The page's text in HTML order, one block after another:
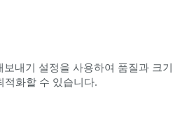
보내기 설정을 사용하여 품질과 크기
적화할 수 있습니다.